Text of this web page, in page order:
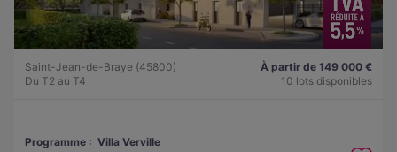
Saint-Jean-de-Braye (45800)
Du T2 au T4
À partir de 149 000 €
10 lots disponibles
Programme : Villa Verville